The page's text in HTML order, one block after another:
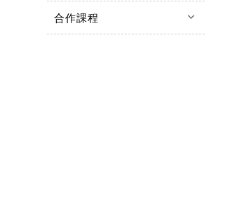
合作課程 keyboard_arrow_down